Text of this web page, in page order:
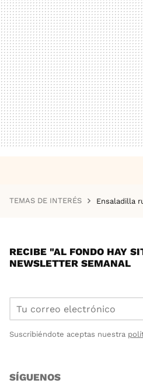
TEMAS DE INTERÉS Ensaladilla
RECIBE "AL FONDO HAY
NEWSLETTER SEMANAL
Suscribiéndote aceptas nuestra
SÍGUENOS